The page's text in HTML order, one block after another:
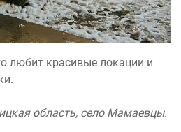
любит красивые локации и
область, село Мамаевцы.